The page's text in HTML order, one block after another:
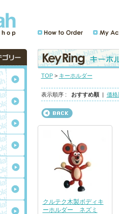
TOP> キーホルダー
表示順序 : おすすめ順| 価格
クルテク木製ボディキ
ーホルダー ネズミ